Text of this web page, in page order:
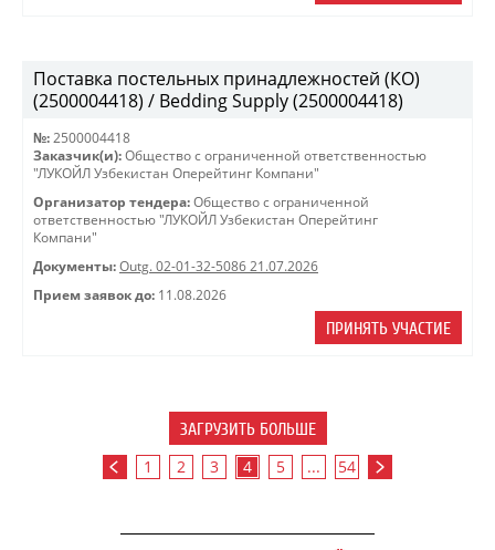
Поставка постельных принадлежностей (КО)
(2500004418) / Bedding Supply (2500004418)
№: 2500004418
Заказчик(и): Общество с ограниченной ответственностью
"ЛУКОЙЛ Узбекистан Оперейтинг Компани"
Организатор тендера: Общество с ограниченной
ответственностью "ЛУКОЙЛ Узбекистан Оперейтинг
Компани"
Документы: Outg. 02-01-32-5086 21.07.2026
Прием заявок до: 11.08.2026
ПРИНЯТЬ УЧАСТИЕ
ЗАГРУЗИТЬ БОЛЬШЕ
1 2 3 4 5 ... 54